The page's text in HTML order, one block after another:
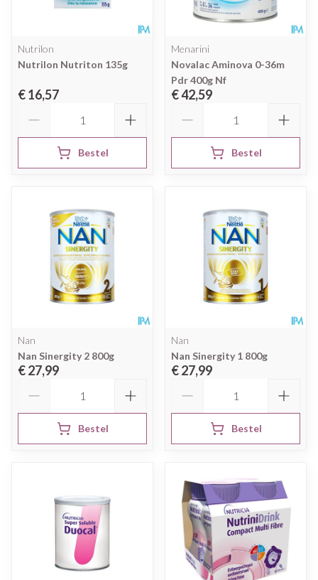
Nutrilon
Nutrilon Nutriton 135g
€ 16,57
Bestel
Menarini
Novalac Aminova 0-36m
Pdr 400g Nf
€ 42,59
Bestel
Nan
Nan Sinergity 2 800g
€ 27,99
Bestel
Nan
Nan Sinergity 1 800g
€ 27,99
Bestel